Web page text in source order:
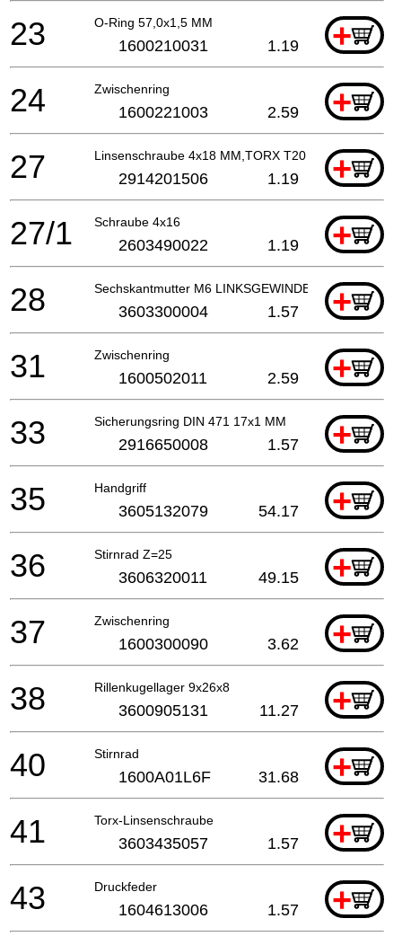
O-Ring 57,0x1,5 MM +
23 1600210031 1.19
Zwischenring +
24 1600221003 2.59
Linsenschraube 4x18 MM,TORX T20 +
27 2914201506 1.19
Schraube 4x16 +
27/1 2603490022 1.19
Sechskantmutter M6 LINKSGEWINDE +
28 3603300004 1.57
Zwischenring +
31 1600502011 2.59
Sicherungsring DIN 471 17x1 MM +
33 2916650008 1.57
Handgriff +
35 3605132079 54.17
Stirnrad Z=25 +
36 3606320011 49.15
Zwischenring +
37 1600300090 3.62
Rillenkugellager 9x26x8 +
38 3600905131 11.27
Stirnrad +
40 1600A01L6F 31.68
Torx-Linsenschraube +
41 3603435057 1.57
Druckfeder +
43 1604613006 1.57